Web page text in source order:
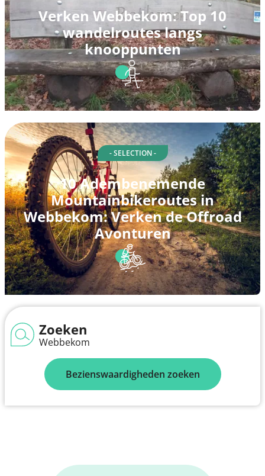
Verken Webbekom: Top 10
wandelroutes langs
knooppunten
- SELECTION -
10 Adembenemende
Mountainbikeroutes in
Webbekom: Verken de Offroad
Avonturen
Zoeken
Webbekom
Bezienswaardigheden zoeken